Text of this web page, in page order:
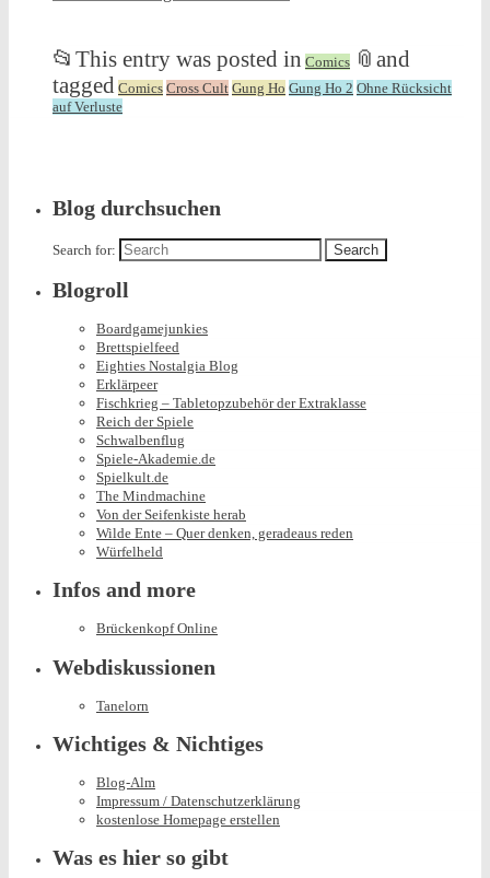
📂 This entry was posted in Comics 📎 and
tagged Comics Cross Cult Gung Ho Gung Ho 2 Ohne Rücksicht
auf Verluste
Blog durchsuchen
Search for:
Blogroll
Boardgamejunkies
Brettspielfeed
Eighties Nostalgia Blog
Erklärpeer
Fischkrieg – Tabletopzubehör der Extraklasse
Reich der Spiele
Schwalbenflug
Spiele-Akademie.de
Spielkult.de
The Mindmachine
Von der Seifenkiste herab
Wilde Ente – Quer denken, geradeaus reden
Würfelheld
Infos and more
Brückenkopf Online
Webdiskussionen
Tanelorn
Wichtiges & Nichtiges
Blog-Alm
Impressum / Datenschutzerklärung
kostenlose Homepage erstellen
Was es hier so gibt